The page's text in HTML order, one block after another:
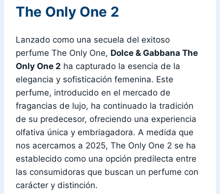
The Only One 2
Lanzado como una secuela del exitoso
perfume The Only One, Dolce & Gabbana The
Only One 2 ha capturado la esencia de la
elegancia y sofisticación femenina. Este
perfume, introducido en el mercado de
fragancias de lujo, ha continuado la tradición
de su predecesor, ofreciendo una experiencia
olfativa única y embriagadora. A medida que
nos acercamos a 2025, The Only One 2 se ha
establecido como una opción predilecta entre
las consumidoras que buscan un perfume con
carácter y distinción.